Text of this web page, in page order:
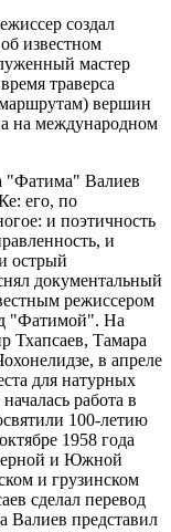
создал
известном
мастер
траверса
вершин
на международном
"Фатима" Валиев
его, по
и поэтичность
и
острый
документальный
режиссером
"Фатимой". На
Тхапсаев, Тамара
в апреле
для натурных
работа в
100-летию
1958 года
и Южной
и грузинском
сделал перевод
Валиев представил